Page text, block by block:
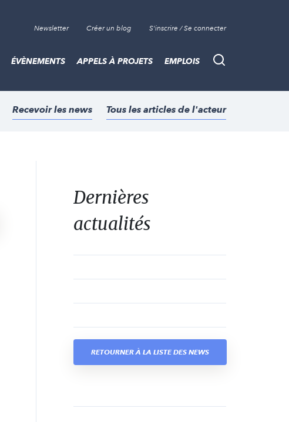
Newsletter Créer un blog S'inscrire / Se connecter
Recherche
ÉVÈNEMENTS APPELS À PROJETS EMPLOIS
Recevoir les news Tous les articles de l'acteur
Dernières
actualités
RETOURNER À LA LISTE DES NEWS